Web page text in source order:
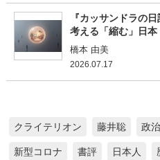
『カッサンドラの
考える「縮む」日本
橋本 由美
2026.07.17
クライテリオン 藤井聡 政治
新型コロナ 書評 日本人